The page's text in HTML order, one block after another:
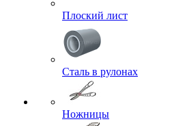
Плоский лист
Сталь в рулонах
Ножницы